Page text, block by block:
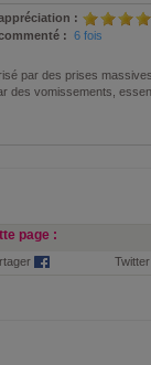
:
: 6 fois
par des prises
des vomissements,
page :
Twitter